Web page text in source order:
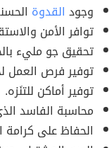
وجود القدوة
توافر الأمن
تحقيق جو مليء
توفير فرص العمل
توفير أماكن للتنَزه.
محاسبة الفاسد
الحفاظ على كرامة